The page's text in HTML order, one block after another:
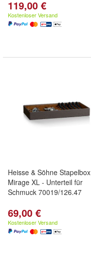
119,00 €
Kostenloser Versand
Heisse & Söhne Stapelbox
Mirage XL - Unterteil für
Schmuck 70019/126.47
69,00 €
Kostenloser Versand